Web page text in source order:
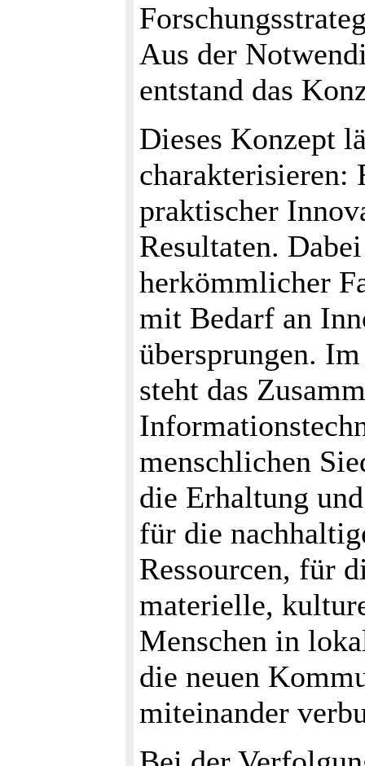
Aus der
entstand das
Dieses Konzept
charakterisieren:
praktischer
Resultaten.
herkömmlicher
mit Bedarf an
übersprungen.
steht das
menschlichen
die Erhaltung
für die
Ressourcen, für
materielle,
Menschen in
die neuen
miteinander